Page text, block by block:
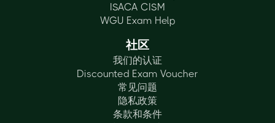
ISACA CISM
WGU Exam Help
社区
我们的认证
Discounted Exam Voucher
常见问题
隐私政策
条款和条件